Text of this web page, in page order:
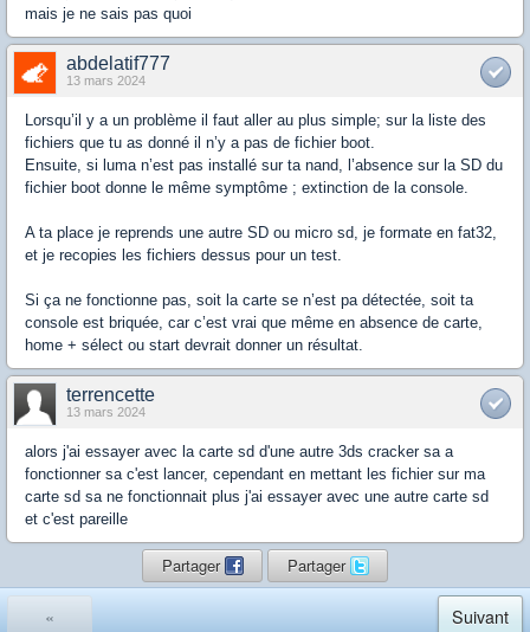
mais je ne sais pas quoi
abdelatif777
13 mars 2024
Lorsqu’il y a un problème il faut aller au plus simple; sur la liste des
fichiers que tu as donné il n’y a pas de fichier boot.
Ensuite, si luma n’est pas installé sur ta nand, l’absence sur la SD du
fichier boot donne le même symptôme ; extinction de la console.
A ta place je reprends une autre SD ou micro sd, je formate en fat32,
et je recopies les fichiers dessus pour un test.
Si ça ne fonctionne pas, soit la carte se n’est pa détectée, soit ta
console est briquée, car c’est vrai que même en absence de carte,
home + sélect ou start devrait donner un résultat.
terrencette
13 mars 2024
alors j'ai essayer avec la carte sd d'une autre 3ds cracker sa a
fonctionner sa c'est lancer, cependant en mettant les fichier sur ma
carte sd sa ne fonctionnait plus j'ai essayer avec une autre carte sd
et c'est pareille
Partager Partager
«
Suivant